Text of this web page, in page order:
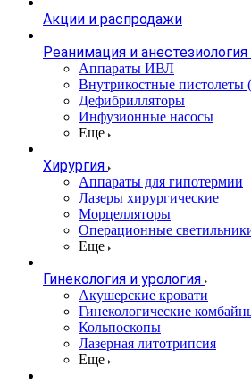
Акции и распродажи
Реанимация и анестезиология
Аппараты ИВЛ
Внутрикостные пистолеты
Дефибрилляторы
Инфузионные насосы
Еще
Хирургия
Аппараты для гипотермии
Лазеры хирургические
Морцелляторы
Операционные
Еще
Гинекология и урология
Акушерские кровати
Гинекологические
Кольпоскопы
Лазерная литотрипсия
Еще